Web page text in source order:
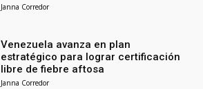
Janna Corredor
Venezuela avanza en plan
estratégico para lograr certificación
libre de fiebre aftosa
Janna Corredor